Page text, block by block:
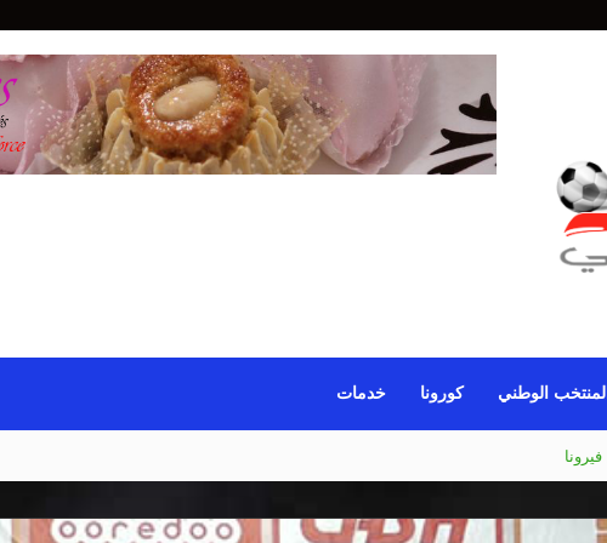
المنتخب الوطني كورونا خدمات